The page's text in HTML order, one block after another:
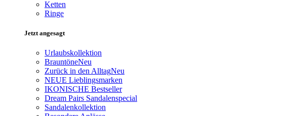
Ketten
Ringe
Jetzt angesagt
Urlaubskollektion
BrauntöneNeu
Zurück in den AlltagNeu
NEUE Lieblingsmarken
IKONISCHE Bestseller
Dream Pairs Sandalenspecial
Sandalenkollektion